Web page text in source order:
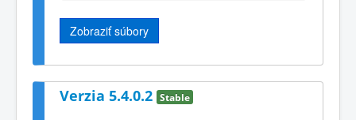
Zobraziť súbory
Verzia 5.4.0.2 Stable